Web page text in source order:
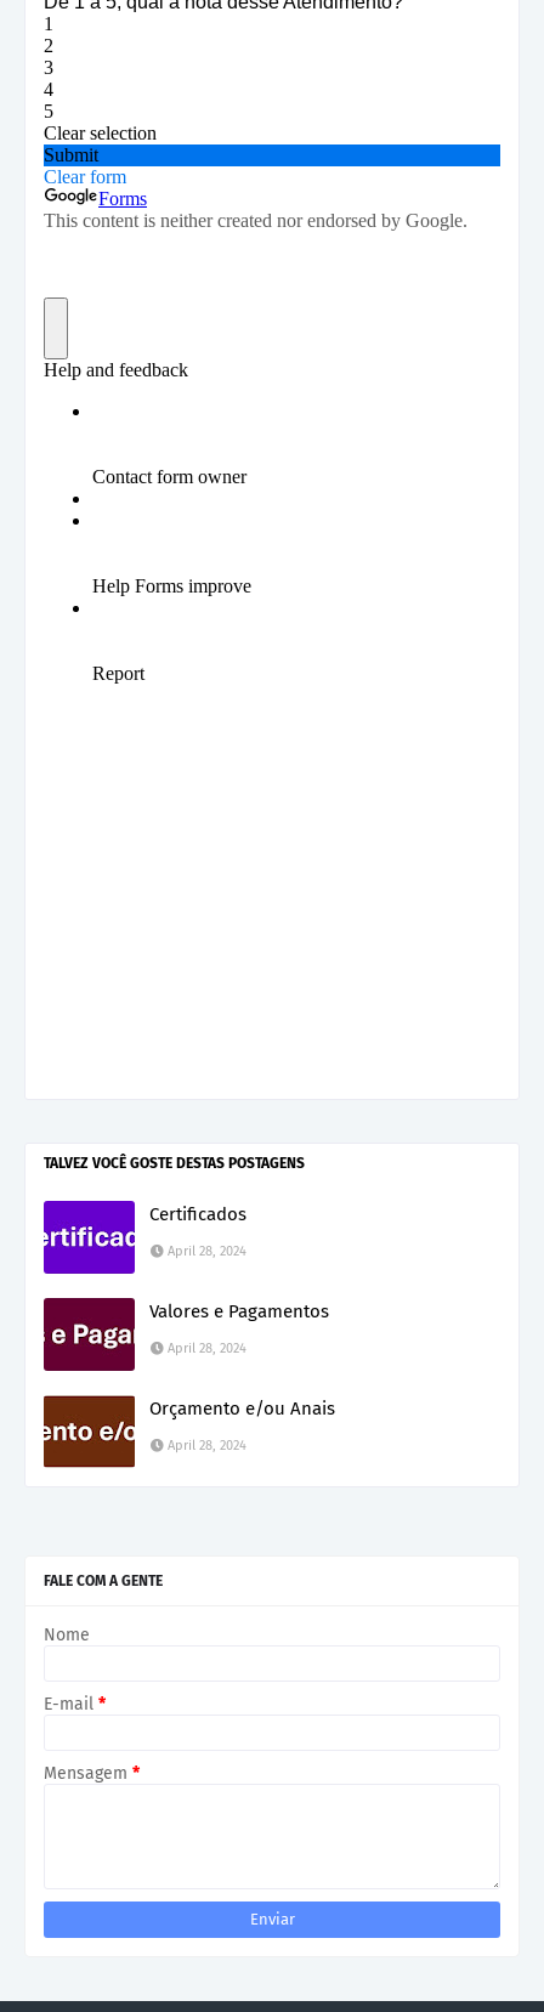
TALVEZ VOCÊ GOSTE DESTAS POSTAGENS
Certificados
April 28, 2024
Valores e Pagamentos
April 28, 2024
Orçamento e/ou Anais
April 28, 2024
FALE COM A GENTE
Nome
E-mail *
Mensagem *